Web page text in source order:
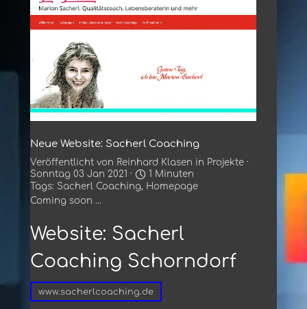
Neue Website: Sacherl Coaching
Veröffentlicht von Reinhard Klasen in Projekte ·
Sonntag 03 Jan 2021 ·
1 Minuten
Tags: Sacherl Coaching, Homepage
Coming soon ...
Website: Sacherl
Coaching Schorndorf
www.sacherlcoaching.de